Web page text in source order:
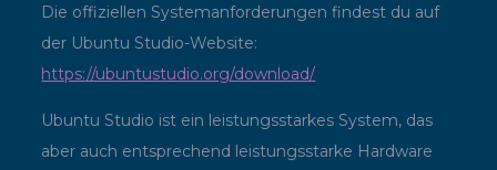
Die offiziellen Systemanforderungen findest du auf
der Ubuntu Studio-Website:
https://ubuntustudio.org/download/
Ubuntu Studio ist ein leistungsstarkes System, das
aber auch entsprechend leistungsstarke Hardware